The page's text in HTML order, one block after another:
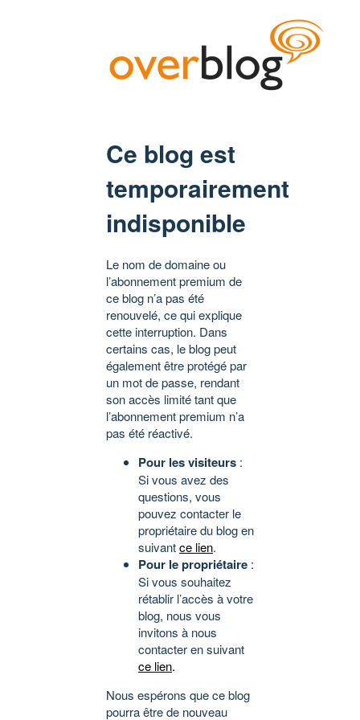
Ce blog est
temporairement
indisponible
Le nom de domaine ou
l’abonnement premium de
ce blog n’a pas été
renouvelé, ce qui explique
cette interruption. Dans
certains cas, le blog peut
également être protégé par
un mot de passe, rendant
son accès limité tant que
l’abonnement premium n’a
pas été réactivé.
Pour les visiteurs :
Si vous avez des
questions, vous
pouvez contacter le
propriétaire du blog en
suivantce lien.
Pour le propriétaire :
Si vous souhaitez
rétablir l’accès à votre
blog, nous vous
invitons à nous
contacter en suivant
ce lien.
Nous espérons que ce blog
pourra être de nouveau